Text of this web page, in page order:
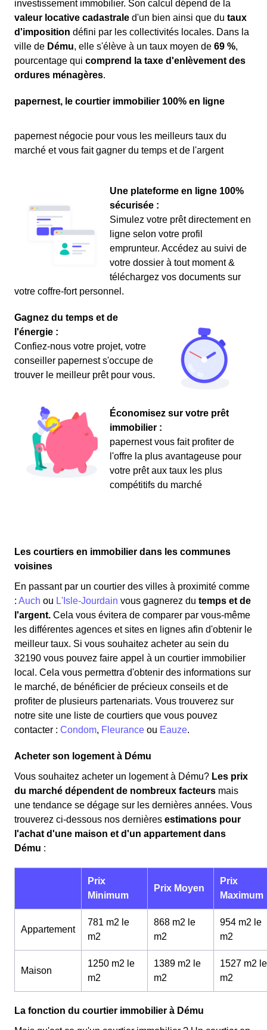
investissement immobilier. Son calcul dépend de la
valeur locative cadastrale d'un bien ainsi que du taux
d'imposition défini par les collectivités locales. Dans la
ville de Dému, elle s'élève à un taux moyen de 69 %,
pourcentage qui comprend la taxe d'enlèvement des
ordures ménagères.
papernest, le courtier immobilier 100% en ligne
papernest négocie pour vous les meilleurs taux du
marché et vous fait gagner du temps et de l'argent
Une plateforme en ligne 100%
sécurisée :
Simulez votre prêt directement en
ligne selon votre profil
emprunteur. Accédez au suivi de
votre dossier à tout moment &
téléchargez vos documents sur
votre coffre-fort personnel.
Gagnez du temps et de
l'énergie :
Confiez-nous votre projet, votre
conseiller papernest s'occupe de
trouver le meilleur prêt pour vous.
Économisez sur votre prêt
immobilier :
papernest vous fait profiter de
l'offre la plus avantageuse pour
votre prêt aux taux les plus
compétitifs du marché
Les courtiers en immobilier dans les communes
voisines
En passant par un courtier des villes à proximité comme
: Auch ou L'Isle-Jourdain vous gagnerez du temps et de
l'argent. Cela vous évitera de comparer par vous-même
les différentes agences et sites en lignes afin d'obtenir le
meilleur taux. Si vous souhaitez acheter au sein du
32190 vous pouvez faire appel à un courtier immobilier
local. Cela vous permettra d'obtenir des informations sur
le marché, de bénéficier de précieux conseils et de
profiter de plusieurs partenariats. Vous trouverez sur
notre site une liste de courtiers que vous pouvez
contacter : Condom, Fleurance ou Eauze.
Acheter son logement à Dému
Vous souhaitez acheter un logement à Dému? Les prix
du marché dépendent de nombreux facteurs mais
une tendance se dégage sur les dernières années. Vous
trouverez ci-dessous nos dernières estimations pour
l'achat d'une maison et d'un appartement dans
Dému :
Prix
Minimum
Prix Moyen
Prix
Maximum
Appartement
781 m2 le
m2
868 m2 le
m2
954 m2 le
m2
Maison
1250 m2 le
m2
1389 m2 le
m2
1527 m2 le
m2
La fonction du courtier immobilier à Dému